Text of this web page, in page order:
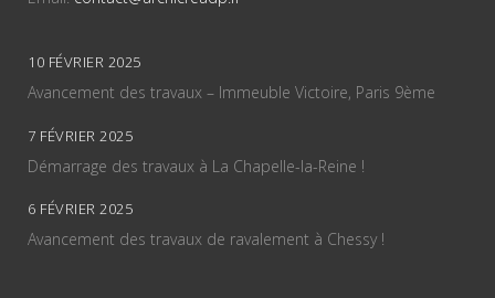
10 FÉVRIER 2025
Avancement des travaux – Immeuble Victoire, Paris 9ème
7 FÉVRIER 2025
Démarrage des travaux à La Chapelle-la-Reine !
6 FÉVRIER 2025
Avancement des travaux de ravalement à Chessy !